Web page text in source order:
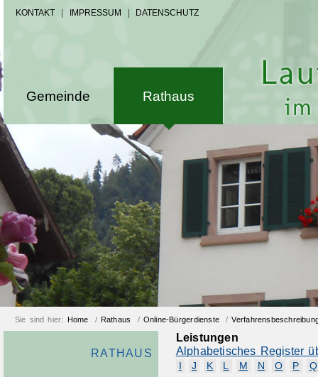
KONTAKT IMPRESSUM DATENSCHUTZ
Gemeinde Rathaus
Sie sind hier: Home / Rathaus / Online-Bürgerdienste /
RATHAUS
Leistungen
Alphabetisches Register
J K L M N O P Q